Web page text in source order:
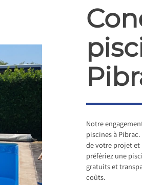
Notre
piscines à
de votre projet
préfériez une
gratuits et
coûts.